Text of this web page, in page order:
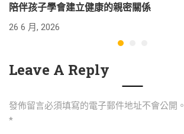
陪伴孩子學會建立健康的親密關係
26 6 月, 2026
Leave A Reply
發佈留言必須填寫的電子郵件地址不會公開。
*